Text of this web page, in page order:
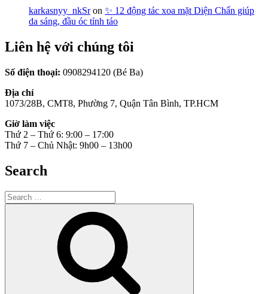
karkasnyy_nkSron ✨ 12 động tác xoa mặt Diện Chẩn giúp
da sáng, đầu óc tỉnh táo
Liên hệ với chúng tôi
Số điện thoại: 0908294120 (Bé Ba)
Địa chỉ
1073/28B, CMT8, Phường 7, Quận Tân Bình, TP.HCM
Giờ làm việc
Thứ 2 – Thứ 6: 9:00 – 17:00
Thứ 7 – Chủ Nhật: 9h00 – 13h00
Search
Search
for: